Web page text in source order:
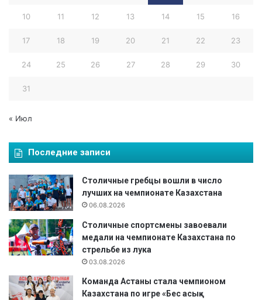
10 11 12 13 14 15 16
17 18 19 20 21 22 23
24 25 26 27 28 29 30
31
« Июл
Последние записи
Столичные гребцы вошли в число
лучших на чемпионате Казахстана
06.08.2026
Столичные спортсмены завоевали
медали на чемпионате Казахстана по
стрельбе из лука
03.08.2026
Команда Астаны стала чемпионом
Казахстана по игре «Бес асық»